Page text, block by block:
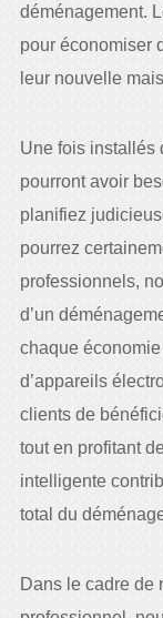
déménagement.
pour économiser
leur nouvelle
Une fois installés
pourront avoir
planifiez
pourrez
professionnels,
d’un
chaque
d’appareils
clients de
tout en profitant
intelligente
total du
Dans le cadre de